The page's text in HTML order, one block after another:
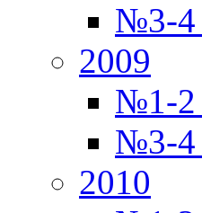
№3-4
2009
№1-2
№3-4
2010